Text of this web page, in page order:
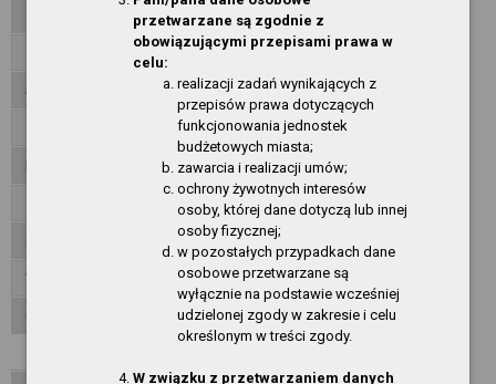
Zamówienia publiczne
Zarządzenia Dyrektora
Standardy Ochrony Małoletnich
Informacje finansowe
Załatwianie spraw, skargi, wnioski
Oświadczenia majątkowe
Wniosek o udostępnienie informacji publicznej
przetwarzane są zgodnie z
obowiązującymi przepisami prawa w
celu:
realizacji zadań wynikających z
przepisów prawa dotyczących
funkcjonowania jednostek
budżetowych miasta;
zawarcia i realizacji umów;
ochrony żywotnych interesów
osoby, której dane dotyczą lub innej
osoby fizycznej;
w pozostałych przypadkach dane
osobowe przetwarzane są
wyłącznie na podstawie wcześniej
udzielonej zgody w zakresie i celu
określonym w treści zgody.
W związku z przetwarzaniem danych